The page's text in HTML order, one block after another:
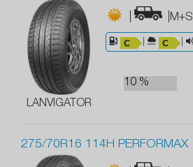
LANVIGATOR
| |M+S
10 %
275/70R16 114H PERFORMAX